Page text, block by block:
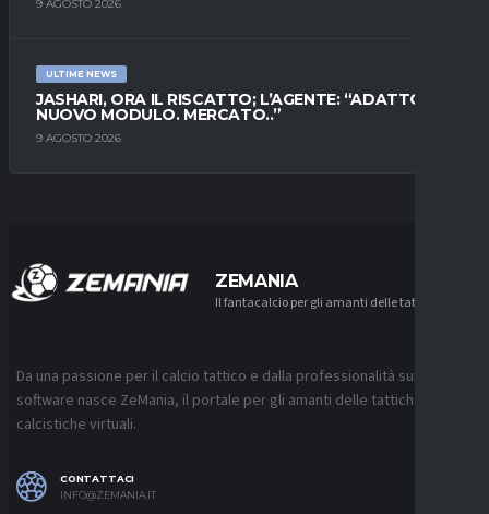
9 AGOSTO 2026
ULTIME NEWS
JASHARI, ORA IL RISCATTO; L’AGENTE: “ADATTO AL
NUOVO MODULO. MERCATO..”
9 AGOSTO 2026
ZEMANIA
Il fantacalcio per gli amanti delle tattiche
Da una passione per il calcio tattico e dalla professionalità sui
software nasce ZeMania, il portale per gli amanti delle tattiche
calcistiche virtuali.
CONTATTACI
INFO@ZEMANIA.IT